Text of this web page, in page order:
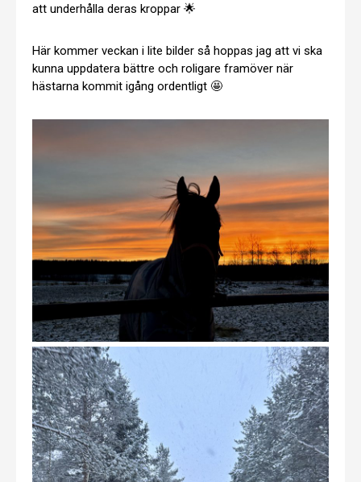
att underhålla deras kroppar 🌟
Här kommer veckan i lite bilder så hoppas jag att vi ska
kunna uppdatera bättre och roligare framöver när
hästarna kommit igång ordentligt 🤩